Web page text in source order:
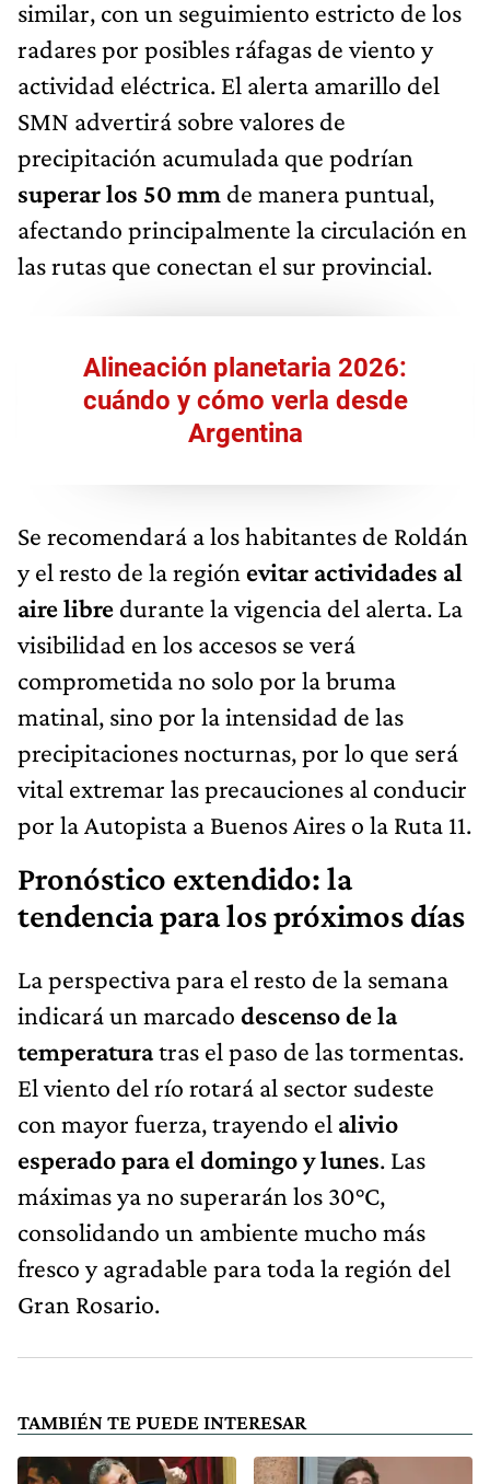
similar, con un seguimiento estricto de los
radares por posibles ráfagas de viento y
actividad eléctrica. El alerta amarillo del
SMN advertirá sobre valores de
precipitación acumulada que podrían
superar los 50 mm de manera puntual,
afectando principalmente la circulación en
las rutas que conectan el sur provincial.
Alineación planetaria 2026:
cuándo y cómo verla desde
Argentina
Se recomendará a los habitantes de Roldán
y el resto de la región evitar actividades al
aire libre durante la vigencia del alerta. La
visibilidad en los accesos se verá
comprometida no solo por la bruma
matinal, sino por la intensidad de las
precipitaciones nocturnas, por lo que será
vital extremar las precauciones al conducir
por la Autopista a Buenos Aires o la Ruta 11.
Pronóstico extendido: la
tendencia para los próximos días
La perspectiva para el resto de la semana
indicará un marcado descenso de la
temperaturatras el paso de las tormentas.
El viento del río rotará al sector sudeste
con mayor fuerza, trayendo el alivio
esperado para el domingo y lunes. Las
máximas ya no superarán los 30°C,
consolidando un ambiente mucho más
fresco y agradable para toda la región del
Gran Rosario.
TAMBIÉN TE PUEDE INTERESAR